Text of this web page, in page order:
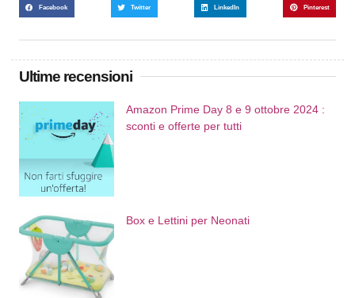
Facebook Twitter LinkedIn Pinterest
Ultime recensioni
Amazon Prime Day 8 e 9 ottobre 2024 :
sconti e offerte per tutti
Box e Lettini per Neonati